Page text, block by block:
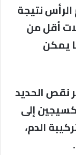
نتيجة
أقل من
يمكن
نقص الحديد
إلى
الدم،